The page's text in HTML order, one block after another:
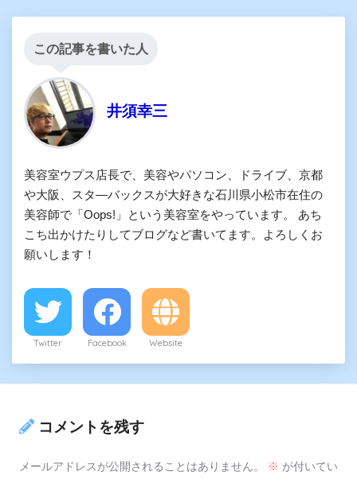
この記事を書いた人
井須幸三
美容室ウプス店長で、美容やパソコン、ドライブ、京都
や大阪、スタ―バックスが大好きな石川県小松市在住の
美容師で「Oops!」という美容室をやっています。 あち
こち出かけたりしてブログなど書いてます。よろしくお
願いします！
Twitter Facebook Website
コメントを残す
メールアドレスが公開されることはありません。 ※ が付いてい